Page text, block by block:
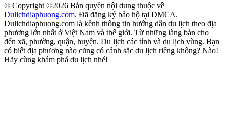
© Copyright ©2026 Bản quyền nội dung thuộc về
Dulichdiaphuong.com. Đã đăng ký bảo hộ tại DMCA.
Dulichdiaphuong.com là kênh thông tin hướng dẫn du lịch theo địa
phương lớn nhất ở Việt Nam và thế giới. Từ những làng bản cho
đến xã, phường, quận, huyện. Du lịch các tỉnh và du lịch vùng. Bạn
có biết địa phương nào cũng có cảnh sắc du lịch riêng không? Nào!
Hãy cùng khám phá du lịch nhé!